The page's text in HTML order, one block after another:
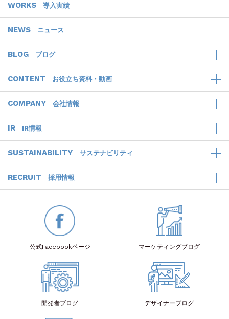
WORKS 導入実績
NEWS ニュース
BLOG ブログ
CONTENT お役立ち資料・動画
COMPANY 会社情報
IR IR情報
SUSTAINABILITY サステナビリティ
RECRUIT 採用情報
公式Facebookページ マーケティングブログ
開発者ブログ デザイナーブログ